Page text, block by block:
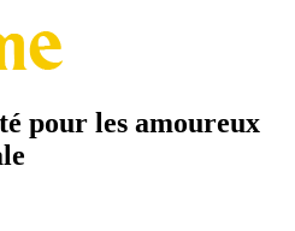
pour les amoureux